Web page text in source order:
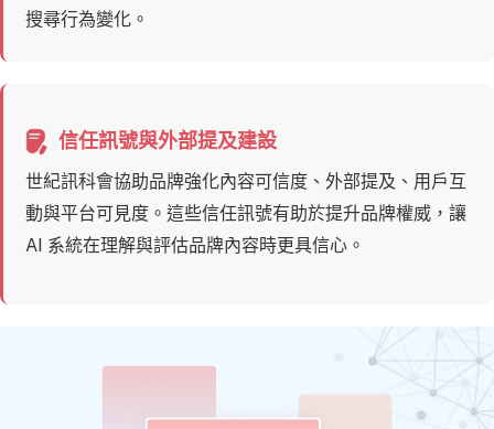
搜尋行為變化。
信任訊號與外部提及建設
世紀訊科會協助品牌強化內容可信度、外部提及、用戶互
動與平台可見度。這些信任訊號有助於提升品牌權威，讓
AI 系統在理解與評估品牌內容時更具信心。